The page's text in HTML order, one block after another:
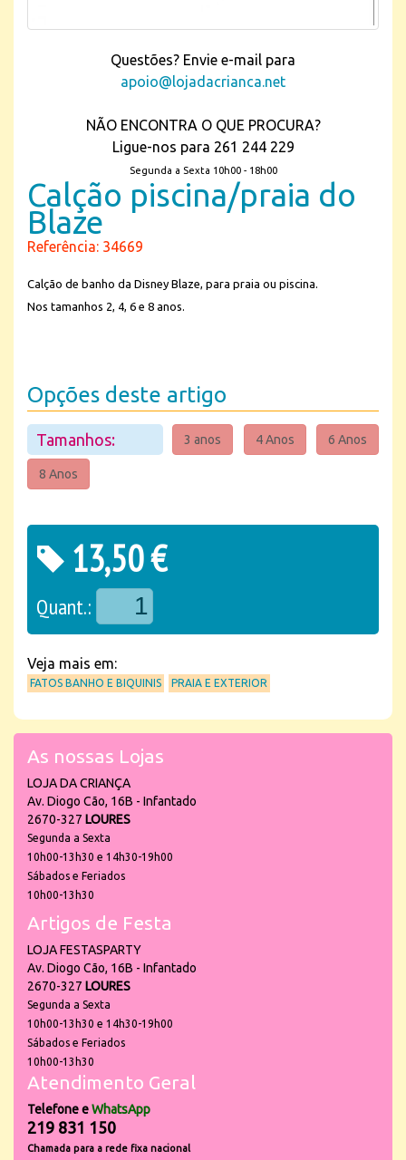
Questões? Envie e-mail para
apoio@lojadacrianca.net
NÃO ENCONTRA O QUE PROCURA?
Ligue-nos para 261 244 229
Segunda a Sexta 10h00 - 18h00
Calção piscina/praia do
Blaze
Referência: 34669
Calção de banho da Disney Blaze, para praia ou piscina.
Nos tamanhos 2, 4, 6 e 8 anos.
Opções deste artigo
Tamanhos: 3 anos 4 Anos 6 Anos
8 Anos
13,50 €
Quant.:
Veja mais em:
FATOS BANHO E BIQUINIS PRAIA E EXTERIOR
As nossas Lojas
LOJA DA CRIANÇA
Av. Diogo Cão, 16B - Infantado
2670-327 LOURES
Segunda a Sexta
10h00-13h30 e 14h30-19h00
Sábados e Feriados
10h00-13h30
Artigos de Festa
LOJA FESTASPARTY
Av. Diogo Cão, 16B - Infantado
2670-327 LOURES
Segunda a Sexta
10h00-13h30 e 14h30-19h00
Sábados e Feriados
10h00-13h30
Atendimento Geral
Telefone eWhatsApp
219 831 150
Chamada para a rede fixa nacional